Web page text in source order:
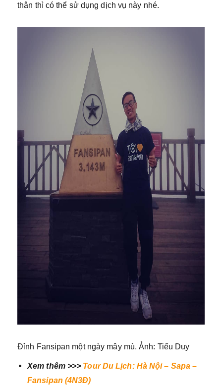
thân thì có thể sử dụng dịch vụ này nhé.
Đỉnh Fansipan một ngày mây mù. Ảnh: Tiểu Duy
Xem thêm >>> Tour Du Lịch: Hà Nội – Sapa –
Fansipan (4N3Đ)